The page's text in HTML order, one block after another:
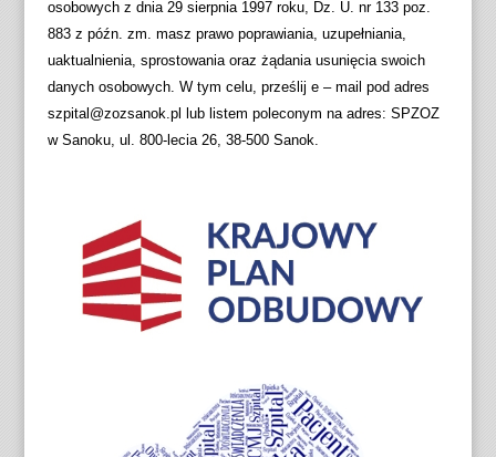
osobowych z dnia 29 sierpnia 1997 roku, Dz. U. nr 133 poz.
883 z późn. zm. masz prawo poprawiania, uzupełniania,
uaktualnienia, sprostowania oraz żądania usunięcia swoich
danych osobowych. W tym celu, prześlij e – mail pod adres
szpital@zozsanok.pl lub listem poleconym na adres: SPZOZ
w Sanoku, ul. 800-lecia 26, 38-500 Sanok.